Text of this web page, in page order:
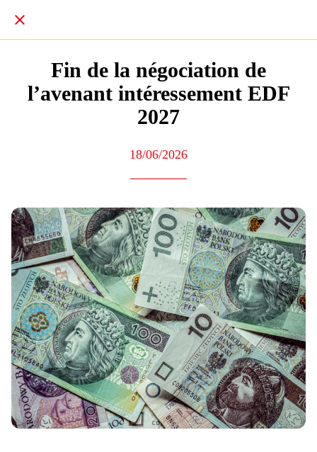
Fin de la négociation de
l’avenant intéressement EDF
2027
18/06/2026